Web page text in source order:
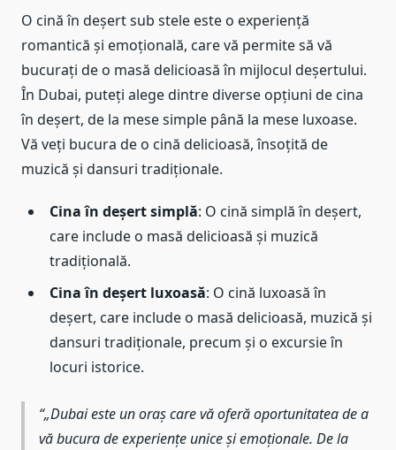
O cină în deșert sub stele este o experiență
romantică și emoțională, care vă permite să vă
bucurați de o masă delicioasă în mijlocul deșertului.
În Dubai, puteți alege dintre diverse opțiuni de cina
în deșert, de la mese simple până la mese luxoase.
Vă veți bucura de o cină delicioasă, însoțită de
muzică și dansuri tradiționale.
Cina în deșert simplă: O cină simplă în deșert,
care include o masă delicioasă și muzică
tradițională.
Cina în deșert luxoasă: O cină luxoasă în
deșert, care include o masă delicioasă, muzică și
dansuri tradiționale, precum și o excursie în
locuri istorice.
„Dubai este un oraș care vă oferă oportunitatea de a
vă bucura de experiențe unice și emoționale. De la